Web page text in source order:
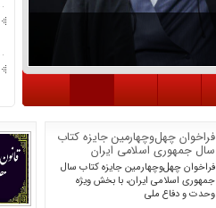
فراخوان چهل‌وچهارمین جایزه کتاب
سال جمهوری اسلامی ایران
فراخوان چهل‌وچهارمین جایزه کتاب سال
جمهوری اسلامی ایران، با بخش ویژه
وحدت و دفاع ملی